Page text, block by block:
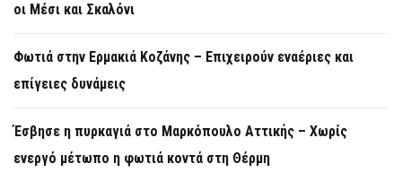
οι Μέσι και Σκαλόνι
Φωτιά στην Ερμακιά Κοζάνης – Επιχειρούν εναέριες και
επίγειες δυνάμεις
Έσβησε η πυρκαγιά στο Μαρκόπουλο Αττικής – Χωρίς
ενεργό μέτωπο η φωτιά κοντά στη Θέρμη